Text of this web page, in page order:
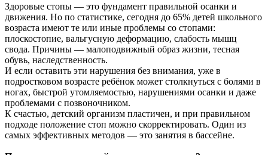
Здоровые стопы — это фундамент правильной осанки и
движения. Но по статистике, сегодня до 65% детей школьного
возраста имеют те или иные проблемы со стопами:
плоскостопие, вальгусную деформацию, слабость мышц
свода. Причины — малоподвижный образ жизни, тесная
обувь, наследственность.
И если оставить эти нарушения без внимания, уже в
подростковом возрасте ребёнок может столкнуться с болями в
ногах, быстрой утомляемостью, нарушениями осанки и даже
проблемами с позвоночником.
К счастью, детский организм пластичен, и при правильном
подходе положение стоп можно скорректировать. Один из
самых эффективных методов — это занятия в бассейне.